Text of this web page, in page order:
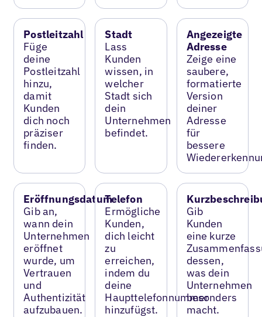
Postleitzahl
Füge
deine
Postleitzahl
hinzu,
damit
Kunden
dich noch
präziser
finden.
Stadt
Lass
Kunden
wissen, in
welcher
Stadt sich
dein
Unternehmen
befindet.
Angezeigte
Adresse
Zeige eine
saubere,
formatierte
Version
deiner
Adresse
für
bessere
Eröffnungsdatum
Gib an,
wann dein
Unternehmen
eröffnet
wurde, um
Vertrauen
und
Authentizität
aufzubauen.
Telefon
Ermögliche
Kunden,
dich leicht
zu
erreichen,
indem du
deine
Haupttelefonnummer
hinzufügst.
Gib
Kunden
eine kurze
dessen,
was dein
Unternehmen
besonders
macht.